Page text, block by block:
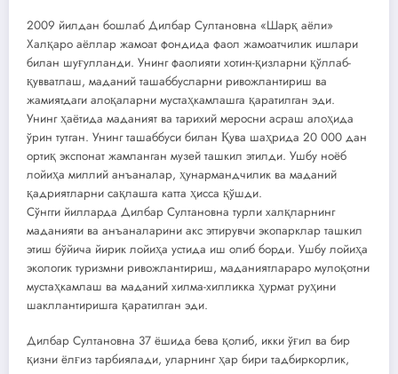
2009 йилдан бошлаб Дилбар Султановна «Шарқ аёли»
Халқаро аёллар жамоат фондида фаол жамоатчилик ишлари
билан шуғулланди. Унинг фаолияти хотин-қизларни қўллаб-
қувватлаш, маданий ташаббусларни ривожлантириш ва
жамиятдаги алоқаларни мустаҳкамлашга қаратилган эди.
Унинг ҳаётида маданият ва тарихий меросни асраш алоҳида
ўрин тутган. Унинг ташаббуси билан Қува шаҳрида 20 000 дан
ортиқ экспонат жамланган музей ташкил этилди. Ушбу ноёб
лойиҳа миллий анъаналар, ҳунармандчилик ва маданий
қадриятларни сақлашга катта ҳисса қўшди.
Сўнгги йилларда Дилбар Султановна турли халқларнинг
маданияти ва анъаналарини акс эттирувчи экопарклар ташкил
этиш бўйича йирик лойиҳа устида иш олиб борди. Ушбу лойиҳа
экологик туризмни ривожлантириш, маданиятлараро мулоқотни
мустаҳкамлаш ва маданий хилма-хилликка ҳурмат руҳини
шакллантиришга қаратилган эди.
Дилбар Султановна 37 ёшида бева қолиб, икки ўғил ва бир
қизни ёлғиз тарбиялади, уларнинг ҳар бири тадбиркорлик,